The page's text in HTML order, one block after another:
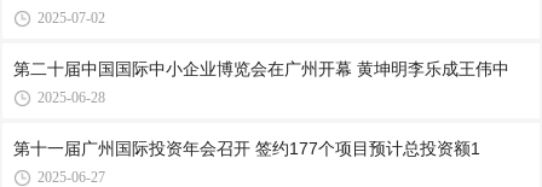
2025-07-02
第二十届中国国际中小企业博览会在广州开幕 黄坤明李乐成王伟中
2025-06-28
第十一届广州国际投资年会召开 签约177个项目预计总投资额1
2025-06-27